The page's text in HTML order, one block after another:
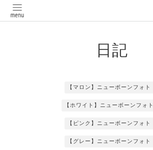
日記
【マロン】ニューボーンフォト
【ホワイト】ニューボーンフォト
【ピンク】ニューボーンフォト
【グレー】ニューボーンフォト